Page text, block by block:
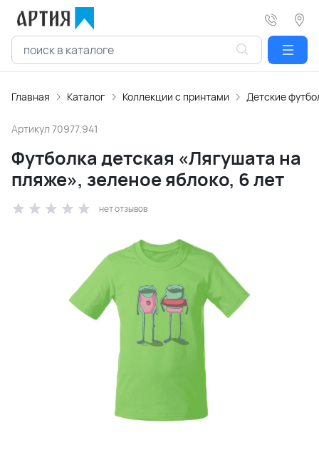
Главная Каталог Коллекции с принтами Детские
Артикул 70977.941
Футболка детская «Лягушата на
пляже», зеленое яблоко, 6 лет
нет отзывов